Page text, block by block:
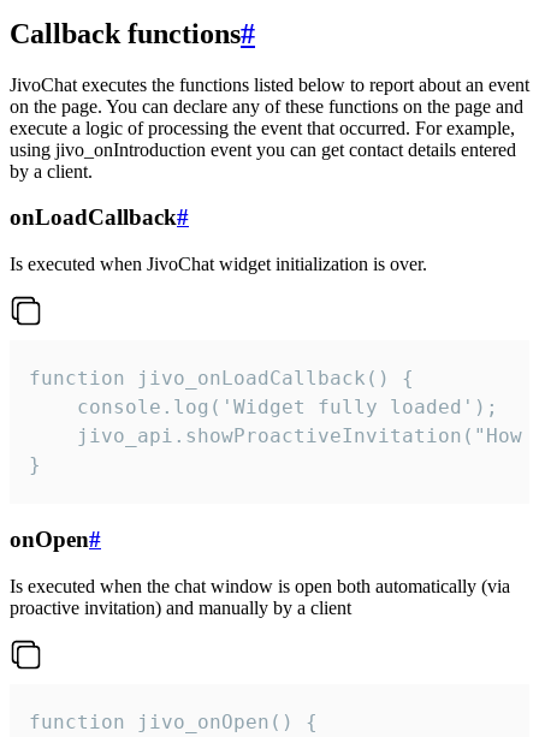
Callback functions#
JivoChat executes the functions listed below to report about an event
on the page. You can declare any of these functions on the page and
execute a logic of processing the event that occurred. For example,
using jivo_onIntroduction event you can get contact details entered
by a client.
onLoadCallback#
Is executed when JivoChat widget initialization is over.
function jivo_onLoadCallback() {
    console.log('Widget fully loaded');
jivo_api.showProactiveInvitation("How
}
onOpen#
Is executed when the chat window is open both automatically (via
proactive invitation) and manually by a client
function jivo_onOpen() {